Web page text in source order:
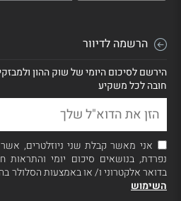
הרשמה לדיוור
הירשם לסיכום היומי של שוק ההון
חובה לכל משקיע
אני מאשר קבלת שני ניוזלטרים,
נפרדת, בנושאים סיכום יומי והתראות
בדואר אלקטרוני ו/ או באמצעות הסלולר
השימוש